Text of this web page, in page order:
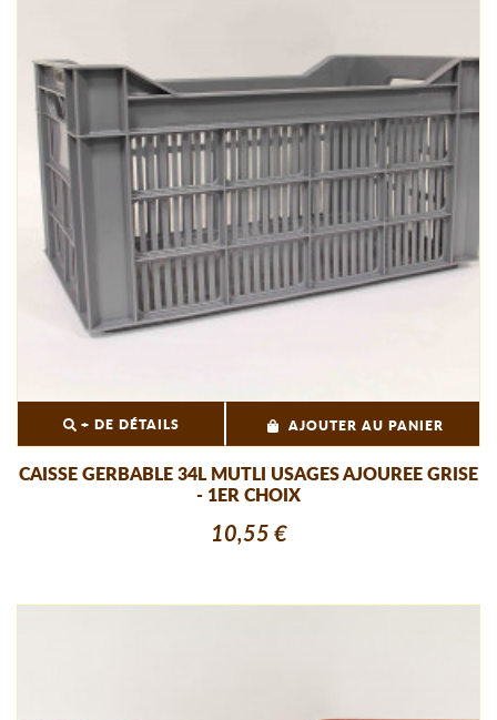
+ DE DÉTAILS AJOUTER AU PANIER
CAISSE GERBABLE 34L MUTLI USAGES AJOUREE GRISE
- 1ER CHOIX
10,55 €